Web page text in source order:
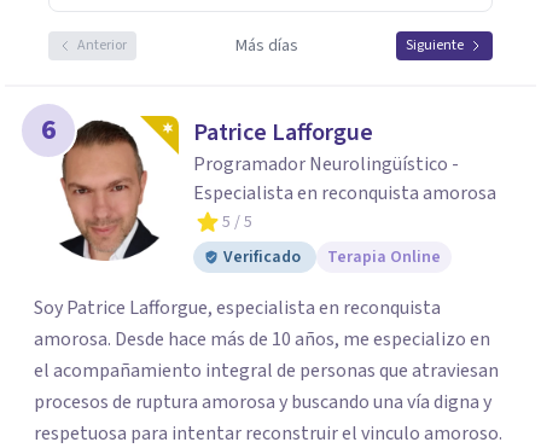
Anterior Más días Siguiente
6 Patrice Lafforgue
Programador Neurolingüístico -
Especialista en reconquista amorosa
5 / 5
Verificado
Terapia Online
Soy Patrice Lafforgue, especialista en reconquista
amorosa. Desde hace más de 10 años, me especializo en
el acompañamiento integral de personas que atraviesan
procesos de ruptura amorosa y buscando una vía digna y
respetuosa para intentar reconstruir el vinculo amoroso.